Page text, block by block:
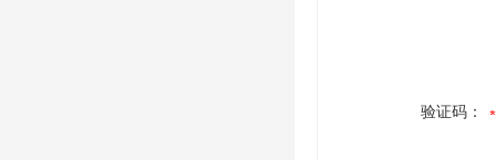
验证码：